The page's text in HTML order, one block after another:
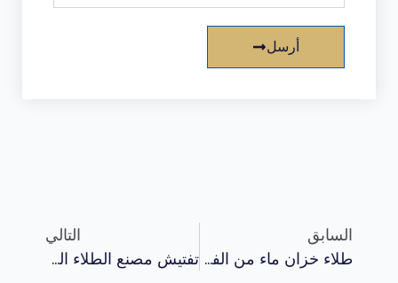
أرسل
السابق
طلاء خزان ماء من الفولاذ: حماية ضد التآكل وأنظمة بطانات لتخزين المياه
التالي
تفتيش مصنع الطلاء الصناعي: قائمة تحقق من 10 نقاط للمشترين العالميين